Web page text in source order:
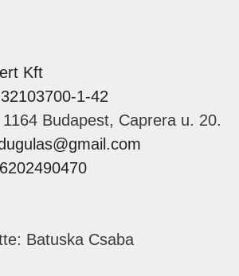
Kft
1-42
Budapest, Caprera u. 20.
Batuska Csaba